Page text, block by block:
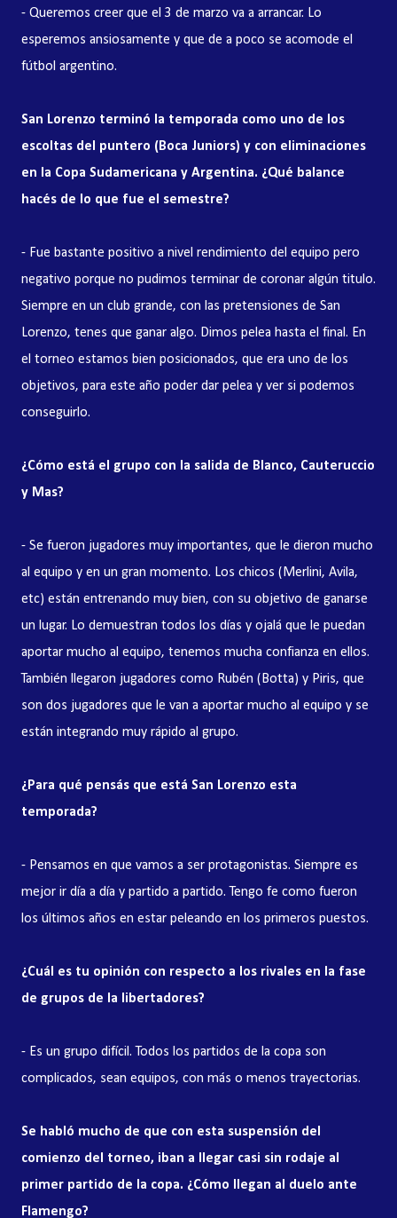
- Queremos creer que el 3 de marzo va a arrancar. Lo
esperemos ansiosamente y que de a poco se acomode el
fútbol argentino.
San Lorenzo terminó la temporada como uno de los
escoltas del puntero (Boca Juniors) y con eliminaciones
en la Copa Sudamericana y Argentina. ¿Qué balance
hacés de lo que fue el semestre?
- Fue bastante positivo a nivel rendimiento del equipo pero
negativo porque no pudimos terminar de coronar algún titulo.
Siempre en un club grande, con las pretensiones de San
Lorenzo, tenes que ganar algo. Dimos pelea hasta el final. En
el torneo estamos bien posicionados, que era uno de los
objetivos, para este año poder dar pelea y ver si podemos
conseguirlo.
¿Cómo está el grupo con la salida de Blanco, Cauteruccio
y Mas?
- Se fueron jugadores muy importantes, que le dieron mucho
al equipo y en un gran momento. Los chicos (Merlini, Avila,
etc) están entrenando muy bien, con su objetivo de ganarse
un lugar. Lo demuestran todos los días y ojalá que le puedan
aportar mucho al equipo, tenemos mucha confianza en ellos.
También llegaron jugadores como Rubén (Botta) y Piris, que
son dos jugadores que le van a aportar mucho al equipo y se
están integrando muy rápido al grupo.
¿Para qué pensás que está San Lorenzo esta
temporada?
- Pensamos en que vamos a ser protagonistas. Siempre es
mejor ir día a día y partido a partido. Tengo fe como fueron
los últimos años en estar peleando en los primeros puestos.
¿Cuál es tu opinión con respecto a los rivales en la fase
de grupos de la libertadores?
- Es un grupo difícil. Todos los partidos de la copa son
complicados, sean equipos, con más o menos trayectorias.
Se habló mucho de que con esta suspensión del
comienzo del torneo, iban a llegar casi sin rodaje al
primer partido de la copa. ¿Cómo llegan al duelo ante
Flamengo?